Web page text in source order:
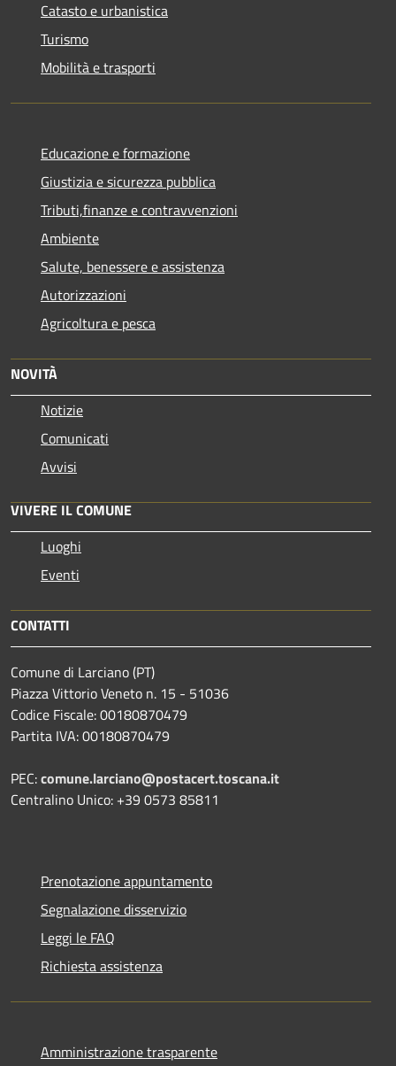
Catasto e urbanistica
Turismo
Mobilità e trasporti
Educazione e formazione
Giustizia e sicurezza pubblica
Tributi,finanze e contravvenzioni
Ambiente
Salute, benessere e assistenza
Autorizzazioni
Agricoltura e pesca
NOVITÀ
Notizie
Comunicati
Avvisi
VIVERE IL COMUNE
Luoghi
Eventi
CONTATTI
Comune di Larciano (PT)
Piazza Vittorio Veneto n. 15 - 51036
Codice Fiscale: 00180870479
Partita IVA: 00180870479
PEC:comune.larciano@postacert.toscana.it
Centralino Unico: +39 0573 85811
Prenotazione appuntamento
Segnalazione disservizio
Leggi le FAQ
Richiesta assistenza
Amministrazione trasparente